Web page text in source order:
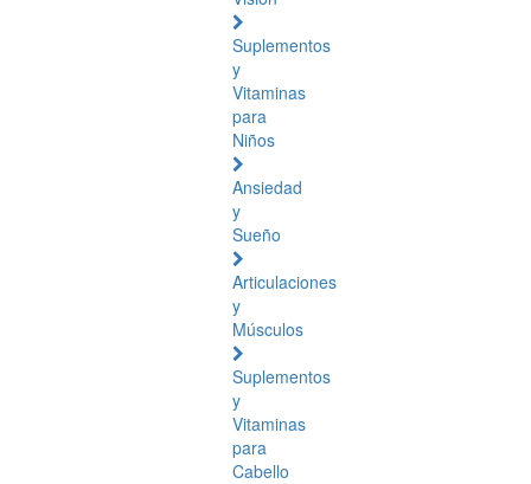
Suplementos
y
Vitaminas
para
Niños
Ansiedad
y
Sueño
Articulaciones
y
Músculos
Suplementos
y
Vitaminas
para
Cabello